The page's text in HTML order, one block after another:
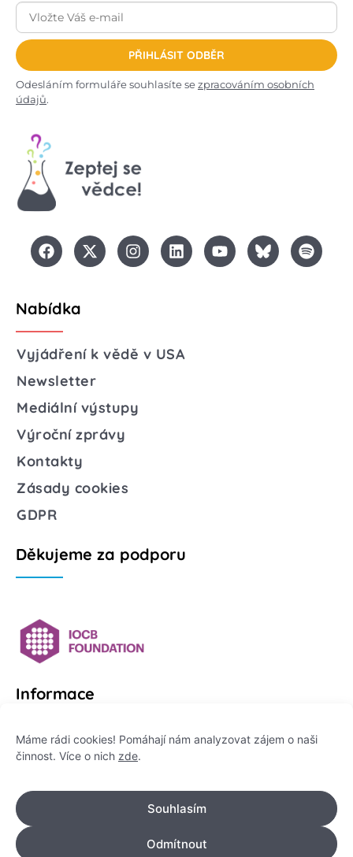
Máme rádi cookies! Pomáhají nám analyzovat zájem o naši
činnost. Více o nich zde.
Souhlasím
Odmítnout
PŘIHLÁSIT ODBĚR
Odesláním formuláře souhlasíte sezpracováním osobních
údajů.
Nabídka
Vyjádření k vědě v USA
Newsletter
Mediální výstupy
Výroční zprávy
Kontakty
Zásady cookies
GDPR
Děkujeme za podporu
Informace
Platformu Zeptej se vědce provozuje:
IČO: 178 47 389
Flemingovo náměstí 542/2,
Dejvice, 160 00 Praha 6